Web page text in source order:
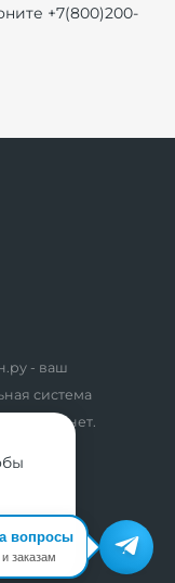
+7(800)200-
- ваш
система
кабинет.
вопросы
заказам